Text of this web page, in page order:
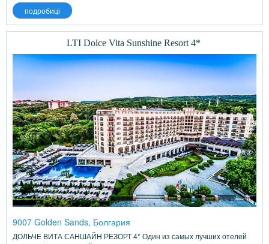
подробиці
LTI Dolce Vita Sunshine Resort 4*
9007 Golden Sands, Болгария
ДОЛЬЧЕ ВИТА САНШАЙН РЕЗОРТ 4* Один из самых лучших отелей